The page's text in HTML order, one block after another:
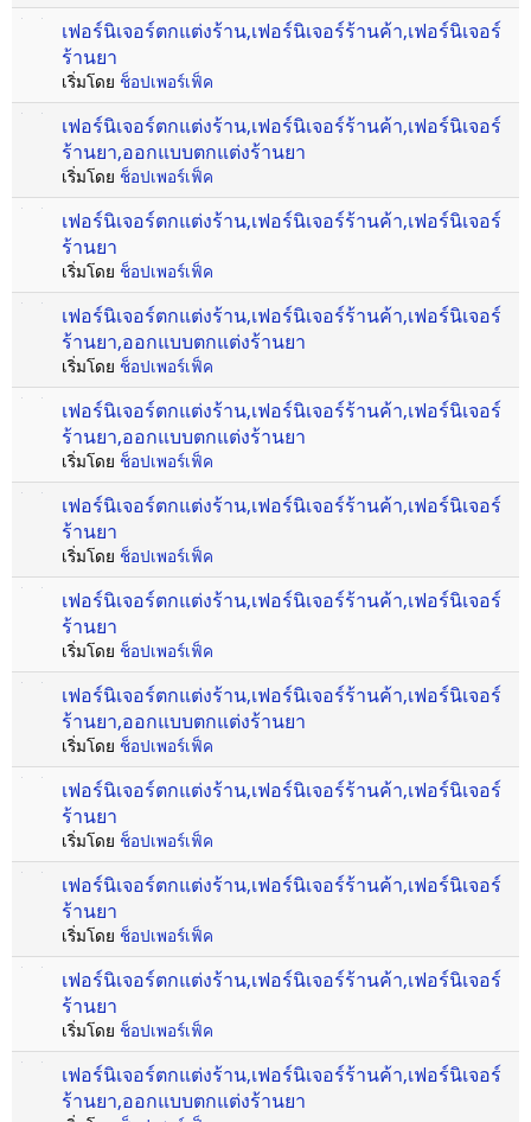
เฟอร์นิเจอร์ตกแต่งร้าน,เฟอร์นิเจอร์ร้านค้า,เฟอร์นิเจอร์
ร้านยา
เริ่มโดย ช็อปเพอร์เฟ็ค
เฟอร์นิเจอร์ตกแต่งร้าน,เฟอร์นิเจอร์ร้านค้า,เฟอร์นิเจอร์
ร้านยา,ออกแบบตกแต่งร้านยา
เริ่มโดย ช็อปเพอร์เฟ็ค
เฟอร์นิเจอร์ตกแต่งร้าน,เฟอร์นิเจอร์ร้านค้า,เฟอร์นิเจอร์
ร้านยา
เริ่มโดย ช็อปเพอร์เฟ็ค
เฟอร์นิเจอร์ตกแต่งร้าน,เฟอร์นิเจอร์ร้านค้า,เฟอร์นิเจอร์
ร้านยา,ออกแบบตกแต่งร้านยา
เริ่มโดย ช็อปเพอร์เฟ็ค
เฟอร์นิเจอร์ตกแต่งร้าน,เฟอร์นิเจอร์ร้านค้า,เฟอร์นิเจอร์
ร้านยา,ออกแบบตกแต่งร้านยา
เริ่มโดย ช็อปเพอร์เฟ็ค
เฟอร์นิเจอร์ตกแต่งร้าน,เฟอร์นิเจอร์ร้านค้า,เฟอร์นิเจอร์
ร้านยา
เริ่มโดย ช็อปเพอร์เฟ็ค
เฟอร์นิเจอร์ตกแต่งร้าน,เฟอร์นิเจอร์ร้านค้า,เฟอร์นิเจอร์
ร้านยา
เริ่มโดย ช็อปเพอร์เฟ็ค
เฟอร์นิเจอร์ตกแต่งร้าน,เฟอร์นิเจอร์ร้านค้า,เฟอร์นิเจอร์
ร้านยา,ออกแบบตกแต่งร้านยา
เริ่มโดย ช็อปเพอร์เฟ็ค
เฟอร์นิเจอร์ตกแต่งร้าน,เฟอร์นิเจอร์ร้านค้า,เฟอร์นิเจอร์
ร้านยา
เริ่มโดย ช็อปเพอร์เฟ็ค
เฟอร์นิเจอร์ตกแต่งร้าน,เฟอร์นิเจอร์ร้านค้า,เฟอร์นิเจอร์
ร้านยา
เริ่มโดย ช็อปเพอร์เฟ็ค
เฟอร์นิเจอร์ตกแต่งร้าน,เฟอร์นิเจอร์ร้านค้า,เฟอร์นิเจอร์
ร้านยา
เริ่มโดย ช็อปเพอร์เฟ็ค
เฟอร์นิเจอร์ตกแต่งร้าน,เฟอร์นิเจอร์ร้านค้า,เฟอร์นิเจอร์
ร้านยา,ออกแบบตกแต่งร้านยา